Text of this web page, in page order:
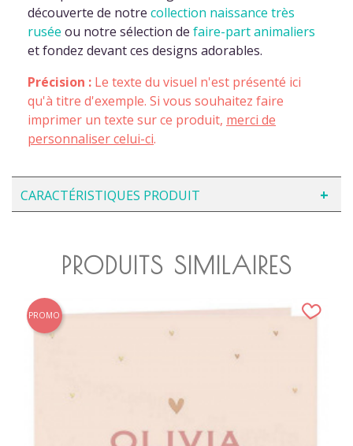
découverte de notre collection naissance très
rusée ou notre sélection de faire-part animaliers
et fondez devant ces designs adorables.
Précision : Le texte du visuel n'est présenté ici
qu'à titre d'exemple. Si vous souhaitez faire
imprimer un texte sur ce produit, merci de
personnaliser celui-ci.
CARACTÉRISTIQUES PRODUIT
PRODUITS SIMILAIRES
PROMO